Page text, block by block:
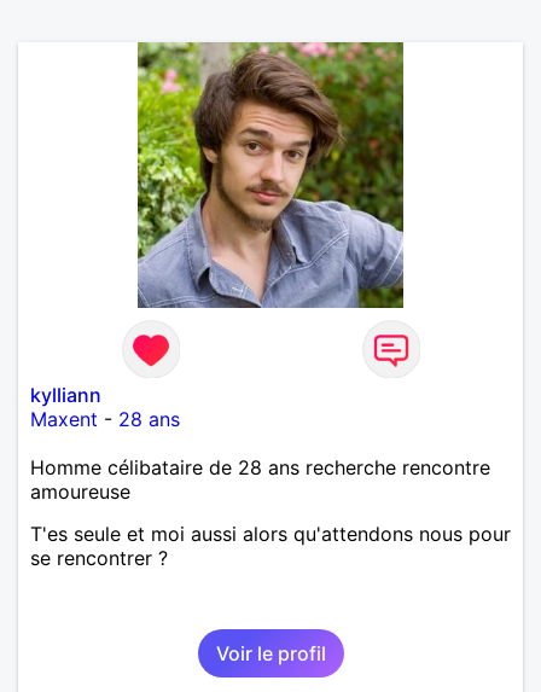
kylliann
Maxent - 28 ans
Homme célibataire de 28 ans recherche rencontre
amoureuse
T'es seule et moi aussi alors qu'attendons nous pour
se rencontrer ?
Voir le profil